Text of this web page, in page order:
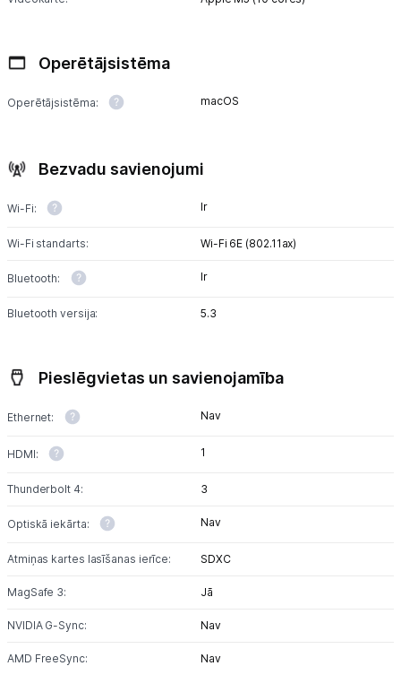
Operētājsistēma
Operētājsistēma: macOS
Bezvadu savienojumi
Wi-Fi: Ir
Wi-Fi standarts: Wi-Fi 6E (802.11ax)
Bluetooth: Ir
Bluetooth versija: 5.3
Pieslēgvietas un savienojamība
Ethernet: Nav
HDMI: 1
Thunderbolt 4: 3
Optiskā iekārta: Nav
Atmiņas kartes lasīšanas ierīce: SDXC
MagSafe 3: Jā
NVIDIA G-Sync: Nav
AMD FreeSync: Nav